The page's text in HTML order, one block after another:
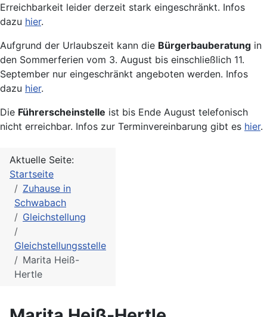
Erreichbarkeit leider derzeit stark eingeschränkt. Infos
dazu hier.
Aufgrund der Urlaubszeit kann die Bürgerbauberatung in
den Sommerferien vom 3. August bis einschließlich 11.
September nur eingeschränkt angeboten werden. Infos
dazu hier.
Die Führerscheinstelle ist bis Ende August telefonisch
nicht erreichbar. Infos zur Terminvereinbarung gibt es hier.
Aktuelle Seite:
Startseite
Zuhause in
Schwabach
Gleichstellung
Gleichstellungsstelle
Marita Heiß-
Hertle